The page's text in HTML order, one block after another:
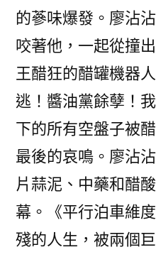
的蔘味爆發。廖沾
咬著他，一起從撞
王醋狂的醋罐機器
逃！醬油黨餘孽！
下的所有空盤子被
最後的哀鳴。廖沾
片蒜泥、中藥和醋
幕。《平行泊車維
殘的人生，被兩個